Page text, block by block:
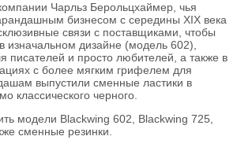
Чарльз Берольцхаймер, чья
бизнесом с середины XIX века
связи с поставщиками, чтобы
изначальном дизайне (модель 602),
писателей и просто любителей, а также в
с более мягким грифелем для
выпустили сменные ластики в
классического черного.
модели Blackwing 602, Blackwing 725,
сменные резинки.